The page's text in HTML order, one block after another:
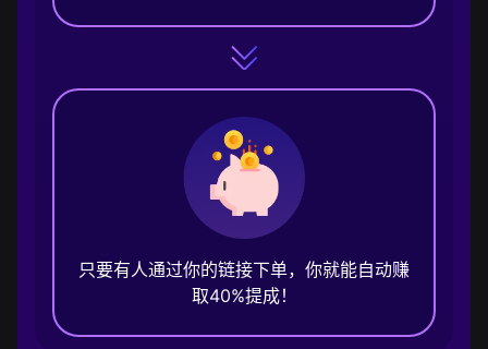
只要有人通过你的链接下单，你就能自动赚
取40%提成！